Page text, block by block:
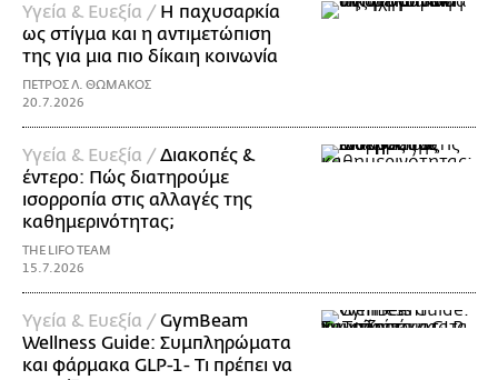
Υγεία & Ευεξία / Η παχυσαρκία
ως στίγμα και η αντιμετώπιση
της για μια πιο δίκαιη κοινωνία
ΠΕΤΡΟΣ Λ. ΘΩΜΑΚΟΣ
20.7.2026
Υγεία & Ευεξία /Διακοπές &
έντερο: Πώς διατηρούμε
ισορροπία στις αλλαγές της
καθημερινότητας;
THE LIFO TEAM
15.7.2026
Υγεία & Ευεξία /GymBeam
Wellness Guide: Συμπληρώματα
και φάρμακα GLP-1- Τι πρέπει να